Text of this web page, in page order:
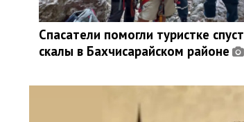
Спасатели помогли туристке
скалы в Бахчисарайском районе